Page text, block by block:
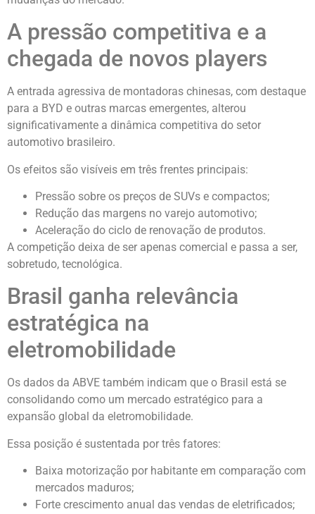
A pressão competitiva e a
chegada de novos players
A entrada agressiva de montadoras chinesas, com destaque
para a BYD e outras marcas emergentes, alterou
significativamente a dinâmica competitiva do setor
automotivo brasileiro.
Os efeitos são visíveis em três frentes principais:
Pressão sobre os preços de SUVs e compactos;
Redução das margens no varejo automotivo;
Aceleração do ciclo de renovação de produtos.
A competição deixa de ser apenas comercial e passa a ser,
sobretudo, tecnológica.
Brasil ganha relevância
estratégica na
eletromobilidade
Os dados da ABVE também indicam que o Brasil está se
consolidando como um mercado estratégico para a
expansão global da eletromobilidade.
Essa posição é sustentada por três fatores:
Baixa motorização por habitante em comparação com
mercados maduros;
Forte crescimento anual das vendas de eletrificados;